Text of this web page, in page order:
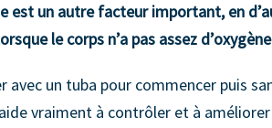
est un autre facteur important, en
le corps n’a pas assez
avec un tuba pour commencer puis
vraiment à contrôler et à